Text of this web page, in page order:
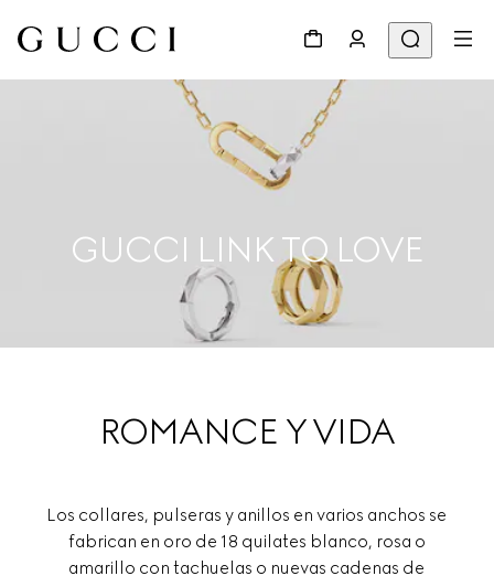
GUCCI LINK TO LOVE
ROMANCE Y VIDA
Los collares, pulseras y anillos en varios anchos se
fabrican en oro de 18 quilates blanco, rosa o
amarillo con tachuelas o nuevas cadenas de